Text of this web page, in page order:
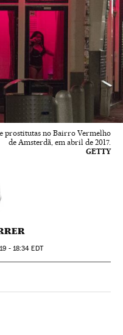
prostitutas no Bairro Vermelho
de Amsterdã, em abril de 2017.
GETTY
- 18:34 EDT